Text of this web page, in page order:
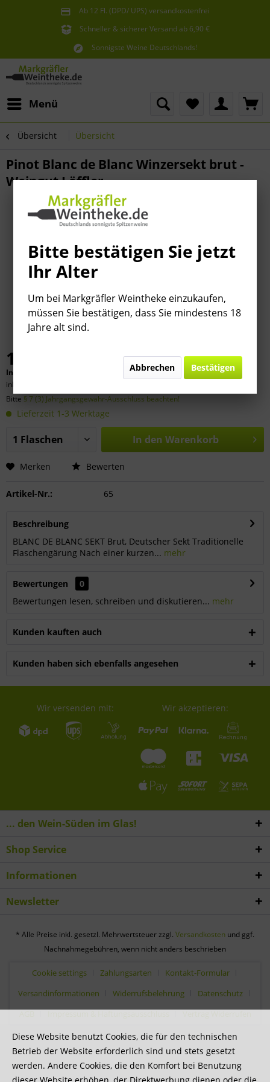
Ab 12 Fl. (DPD/ UPS) versandkostenfrei
innerhalb Deutschlands
Schneller & sicherer Versand ab 6,90 €
Sie erreichen uns unter der Tel: 07621 1685286
Sonnigste Weine Deutschlands!
Menü
Übersicht Übersicht
Pinot Blanc de Blanc Winzersekt brut -
Weingut Löffler
11,50 € *
Inhalt:
inkl. MwSt.
Bitte § 7 (3) Jahrgangsgewähr-Ausschluss beachten!
Lieferzeit 1-3 Werktage
In den Warenkorb
Merken Bewerten
Artikel-Nr.: 65
Beschreibung
BLANC DE BLANC SEKT Brut, Deutscher Sekt Traditionelle
Flaschengärung Nach einer kurzen... mehr
Bewertungen
0
Bewertungen lesen, schreiben und diskutieren... mehr
Kunden kauften auch
Kunden haben sich ebenfalls angesehen
Wir versenden mit: Wir akzeptieren:
... den Wein-Süden im Glas!
Shop Service
Informationen
Newsletter
* Alle Preise inkl. gesetzl. Mehrwertsteuer zzgl. Versandkosten und ggf.
Nachnahmegebühren, wenn nicht anders beschrieben
Cookie settings Zahlungsarten
Kontakt-Formular
Versandinformationen
Widerrufsbelehrung
Datenschutz
Diese Website benutzt Cookies, die für den technischen
Betrieb der Website erforderlich sind und stets gesetzt
werden. Andere Cookies, die den Komfort bei Benutzung
Bitte bestätigen Sie jetzt
Ihr Alter
Um bei Markgräfler Weintheke einzukaufen,
müssen Sie bestätigen, dass Sie mindestens 18
Jahre alt sind.
Abbrechen Bestätigen